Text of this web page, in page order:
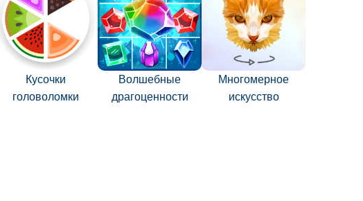
Кусочки
головоломки
Волшебные
драгоценности
Многомерное
искусство